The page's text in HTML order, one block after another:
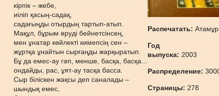
кірпік – жебе,
иіліп қасың-садақ,
садағыңды отырдың тартып-атып.
Мақұл, бұрым өруді бейнетсінсең,
мен ұнатар көйлекті кимепсің сен –
жұртқа ұнайтын сырғаңды жарқыратып.
Бұ да емес-ау гәп, менше, басқа, басқа...
ондайды, рас, ұят-ау тасқа басса.
Сыр біліскен жақсы деп саналады –
шындық емес,
Распечатать:
Год
выпуска: 2003
Распределение:
Страницы: 278